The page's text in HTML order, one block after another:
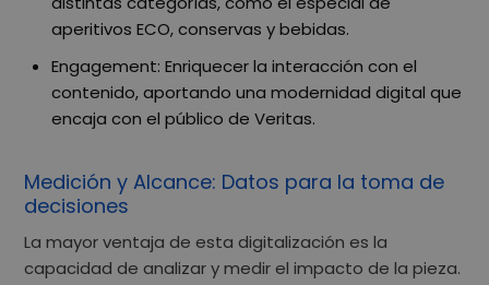
aperitivos ECO, conservas y bebidas.
Engagement: Enriquecer la interacción con el
contenido, aportando una modernidad digital que
encaja con el público de Veritas.
Medición y Alcance: Datos para la toma de
decisiones
La mayor ventaja de esta digitalización es la
capacidad deanalizar y medir el impactode la pieza.